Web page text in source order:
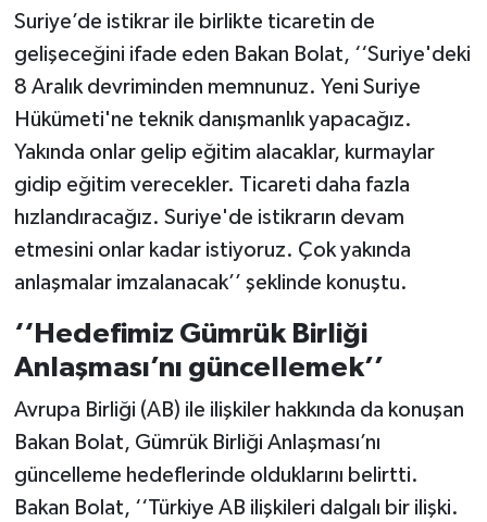
Suriye’de istikrar ile birlikte ticaretin de
gelişeceğini ifade eden Bakan Bolat, ‘‘Suriye'deki
8 Aralık devriminden memnunuz. Yeni Suriye
Hükümeti'ne teknik danışmanlık yapacağız.
Yakında onlar gelip eğitim alacaklar, kurmaylar
gidip eğitim verecekler. Ticareti daha fazla
hızlandıracağız. Suriye'de istikrarın devam
etmesini onlar kadar istiyoruz. Çok yakında
anlaşmalar imzalanacak’’ şeklinde konuştu.
‘‘Hedefimiz Gümrük Birliği
Anlaşması’nı güncellemek’’
Avrupa Birliği (AB) ile ilişkiler hakkında da konuşan
Bakan Bolat, Gümrük Birliği Anlaşması’nı
güncelleme hedeflerinde olduklarını belirtti.
Bakan Bolat, ‘‘Türkiye AB ilişkileri dalgalı bir ilişki.